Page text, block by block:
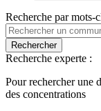
Recherche par mots-
Rechercher
Recherche experte :
Pour rechercher une
des concentrations